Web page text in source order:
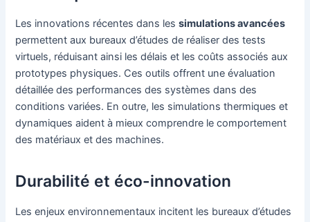
Les innovations récentes dans lessimulations avancées
permettent aux bureaux d’études de réaliser des tests
virtuels, réduisant ainsi les délais et les coûts associés aux
prototypes physiques. Ces outils offrent une évaluation
détaillée des performances des systèmes dans des
conditions variées. En outre, les simulations thermiques et
dynamiques aident à mieux comprendre le comportement
des matériaux et des machines.
Durabilité et éco-innovation
Les enjeux environnementaux incitent les bureaux d’études